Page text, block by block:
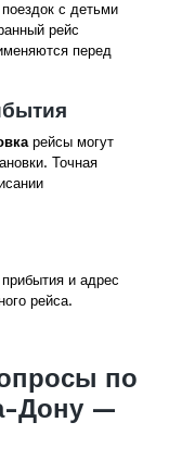
с детьми
рейс
перед
рейсы могут
Точная
и адрес
рейса.
по
Дону —